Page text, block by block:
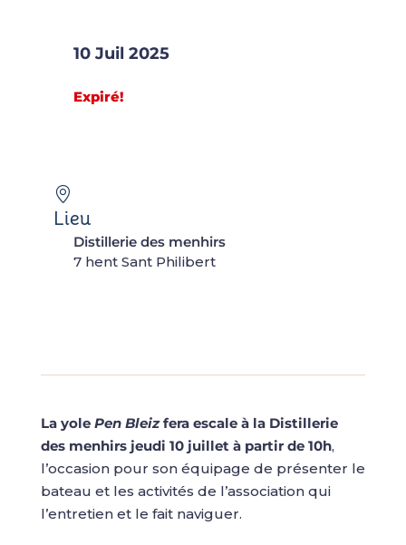
10 Juil 2025
Expiré!
Lieu
Distillerie des menhirs
7 hent Sant Philibert
La yole Pen Bleizfera escale à la Distillerie
des menhirs jeudi 10 juillet à partir de 10h,
l’occasion pour son équipage de présenter le
bateau et les activités de l’association qui
l’entretien et le fait naviguer.